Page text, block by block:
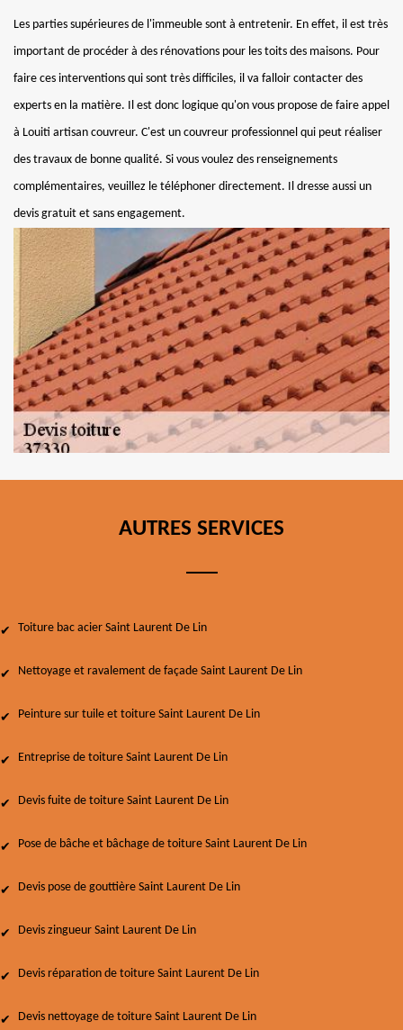
Les parties supérieures de l'immeuble sont à entretenir. En effet, il est très
important de procéder à des rénovations pour les toits des maisons. Pour
faire ces interventions qui sont très difficiles, il va falloir contacter des
experts en la matière. Il est donc logique qu'on vous propose de faire appel
à Louiti artisan couvreur. C'est un couvreur professionnel qui peut réaliser
des travaux de bonne qualité. Si vous voulez des renseignements
complémentaires, veuillez le téléphoner directement. Il dresse aussi un
devis gratuit et sans engagement.
AUTRES SERVICES
Toiture bac acier Saint Laurent De Lin
Nettoyage et ravalement de façade Saint Laurent De Lin
Peinture sur tuile et toiture Saint Laurent De Lin
Entreprise de toiture Saint Laurent De Lin
Devis fuite de toiture Saint Laurent De Lin
Pose de bâche et bâchage de toiture Saint Laurent De Lin
Devis pose de gouttière Saint Laurent De Lin
Devis zingueur Saint Laurent De Lin
Devis réparation de toiture Saint Laurent De Lin
Devis nettoyage de toiture Saint Laurent De Lin